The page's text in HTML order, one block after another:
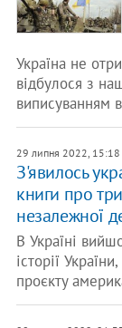
Україна не
відбулося з
виписуванням
29 липня 2022, 15:18
З'явилось
книги про
незалежної
В Україні
історії
проєкту